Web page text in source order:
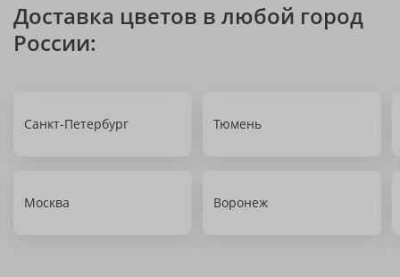
Доставка цветов в любой город
России:
Санкт-Петербург Тюмень
Москва Воронеж